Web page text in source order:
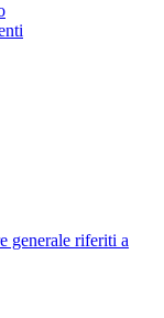
generale riferiti a